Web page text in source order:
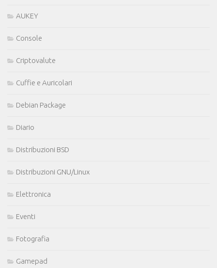
AUKEY
Console
Criptovalute
Cuffie e Auricolari
Debian Package
Diario
Distribuzioni BSD
Distribuzioni GNU/Linux
Elettronica
Eventi
Fotografia
Gamepad